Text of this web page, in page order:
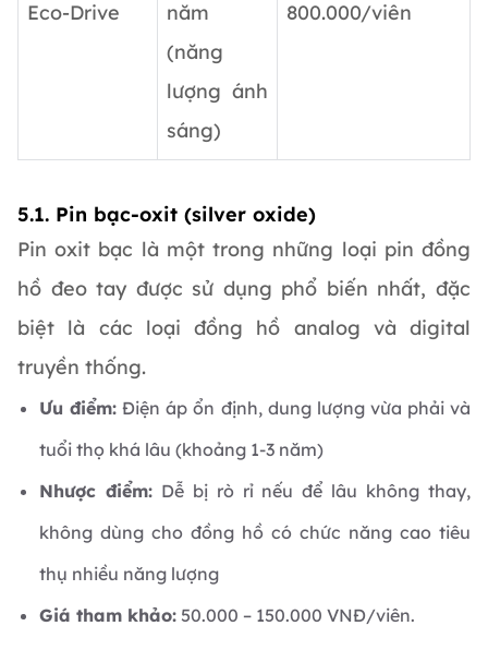
Eco-Drive
năm
(năng
lượng ánh
sáng)
800.000/viên
5.1. Pin bạc-oxit (silver oxide)
Pin oxit bạc là một trong những loại pin đồng
hồ đeo tay được sử dụng phổ biến nhất, đặc
biệt là các loại đồng hồ analog và digital
truyền thống.
Ưu điểm: Điện áp ổn định, dung lượng vừa phải và
tuổi thọ khá lâu (khoảng 1-3 năm)
Nhược điểm:Dễ bị rò rỉ nếu để lâu không thay,
không dùng cho đồng hồ có chức năng cao tiêu
thụ nhiều năng lượng
Giá tham khảo: 50.000 – 150.000 VNĐ/viên.